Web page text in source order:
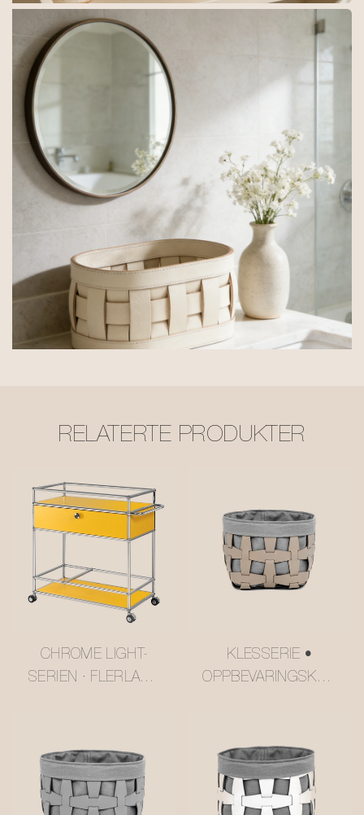
RELATERTE PRODUKTER
CHROME LIGHT-
SERIEN · FLERLAGS
#MSR2408016
KLESSERIE •
OPPBEVARINGSKUR